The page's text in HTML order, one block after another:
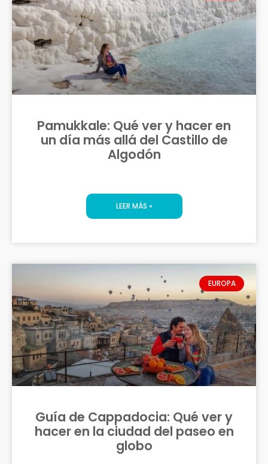
Pamukkale: Qué ver y hacer en
un día más allá del Castillo de
Algodón
LEER MÁS »
EUROPA
Guía de Cappadocia: Qué ver y
hacer en la ciudad del paseo en
globo